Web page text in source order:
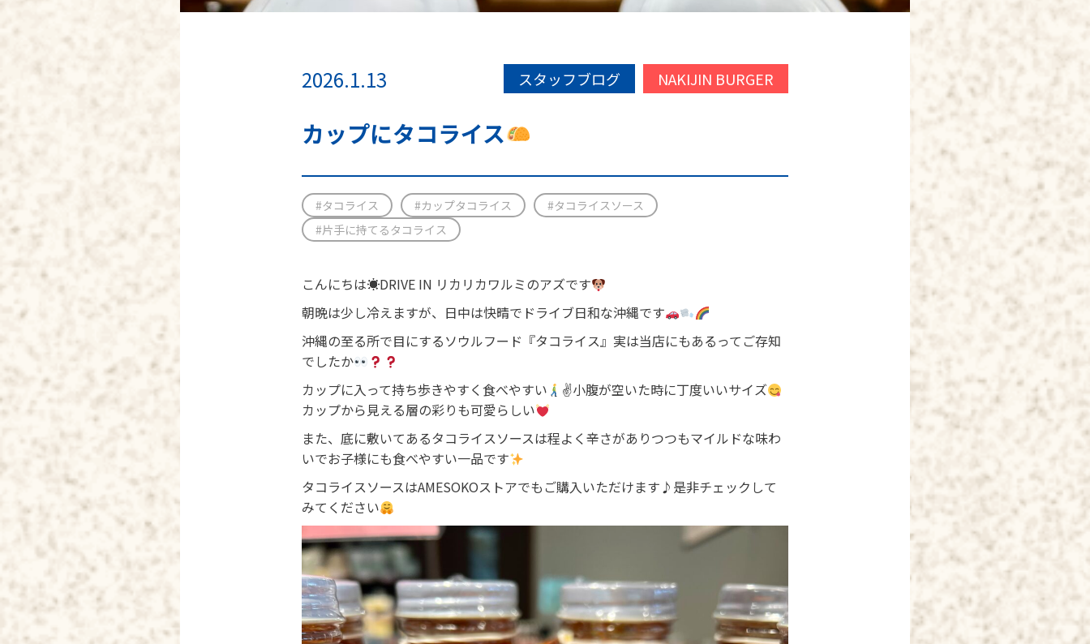
2026.1.13 スタッフブログ NAKIJIN BURGER
カップにタコライス
#タコライス #カップタコライス
#タコライスソース
#片手に持てるタコライス
こんにちは☀︎DRIVE IN リカリカワルミのアズです
朝晩は少し冷えますが、日中は快晴でドライブ日和な沖縄です
沖縄の至る所で目にするソウルフード『タコライス』実は当店にもあるってご存知
でしたか
カップに入って持ち歩きやすく食べやすい
✌小腹が空いた時に丁度いいサイズ
カップから見える層の彩りも可愛らしい
また、底に敷いてあるタコライスソースは程よく辛さがありつつもマイルドな味わ
いでお子様にも食べやすい一品です
タコライスソースはAMESOKOストアでもご購入いただけます♪是非チェックして
みてください